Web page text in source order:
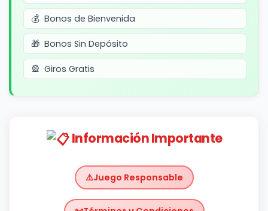
Bonos de Bienvenida
Bonos Sin Depósito
Giros Gratis
Información Importante
Juego Responsable